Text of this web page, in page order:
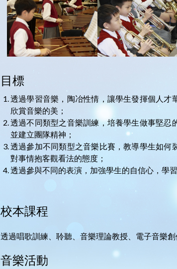
目標
透過學習音樂，陶冶性情，讓學生發揮個人才
欣賞音樂的美；
透過不同類型之音樂訓練，培養學生做事堅忍
並建立團隊精神；
透過參加不同類型之音樂比賽，教導學生如何
對事情抱客觀看法的態度；
透過參與不同的表演，加強學生的自信心，學習
校本課程
透過唱歌訓練、聆聽、音樂理論教授、電子音樂
音樂活動